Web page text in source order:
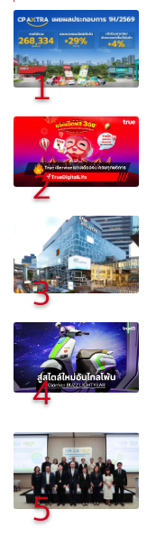
1
2
3
4
5